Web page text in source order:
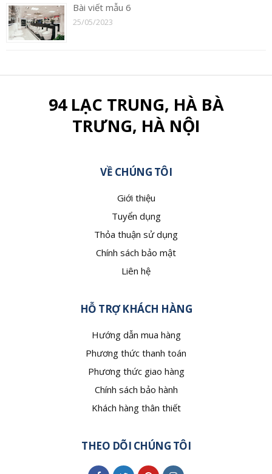
Bài viết mẫu 6
25/05/2023
94 LẠC TRUNG, HÀ BÀ
TRƯNG, HÀ NỘI
VỀ CHÚNG TÔI
Giới thiệu
Tuyển dụng
Thỏa thuận sử dụng
Chính sách bảo mật
Liên hệ
HỖ TRỢ KHÁCH HÀNG
Hướng dẫn mua hàng
Phương thức thanh toán
Phương thức giao hàng
Chính sách bảo hành
Khách hàng thân thiết
THEO DÕI CHÚNG TÔI